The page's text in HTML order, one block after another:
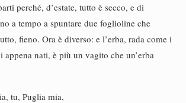
perché, d’estate, tutto è secco, e di
a tempo a spuntare due foglioline che
fieno. Ora è diverso: e l’erba, rada come i
nati, è più un vagito che un’erba
tu, Puglia mia,